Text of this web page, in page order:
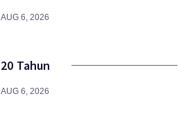
AUG 6, 2026
20 Tahun
AUG 6, 2026